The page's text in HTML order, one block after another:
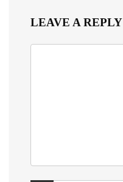
LEAVE A REPLY